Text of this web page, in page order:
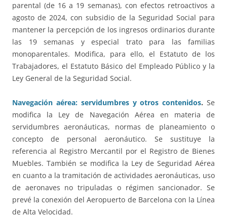
parental (de 16 a 19 semanas), con efectos retroactivos a
agosto de 2024, con subsidio de la Seguridad Social para
mantener la percepción de los ingresos ordinarios durante
las 19 semanas y especial trato para las familias
monoparentales. Modifica, para ello, el Estatuto de los
Trabajadores, el Estatuto Básico del Empleado Público y la
Ley General de la Seguridad Social.
Navegación aérea: servidumbres y otros contenidos.Se
modifica la Ley de Navegación Aérea en materia de
servidumbres aeronáuticas, normas de planeamiento o
concepto de personal aeronáutico. Se sustituye la
referencia al Registro Mercantil por el Registro de Bienes
Muebles. También se modifica la Ley de Seguridad Aérea
en cuanto a la tramitación de actividades aeronáuticas, uso
de aeronaves no tripuladas o régimen sancionador. Se
prevé la conexión del Aeropuerto de Barcelona con la Línea
de Alta Velocidad.